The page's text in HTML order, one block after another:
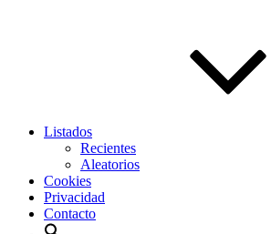
Listados
Recientes
Aleatorios
Cookies
Privacidad
Contacto